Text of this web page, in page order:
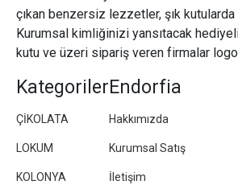
çıkan benzersiz lezzetler, şık
Kurumsal kimliğinizi yansıtacak
kutu ve üzeri sipariş veren firmalar
Kategoriler
ÇİKOLATA
LOKUM
KOLONYA
Endorfia
Hakkımızda
Kurumsal Satış
İletişim